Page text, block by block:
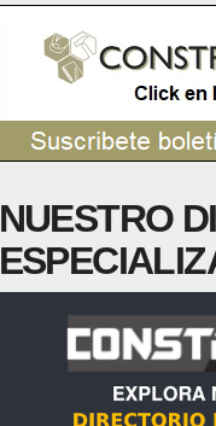
NUESTRO